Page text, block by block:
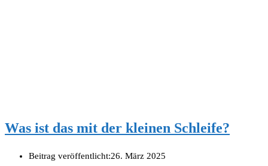
Was ist das mit der kleinen Schleife?
Beitrag veröffentlicht:26. März 2025